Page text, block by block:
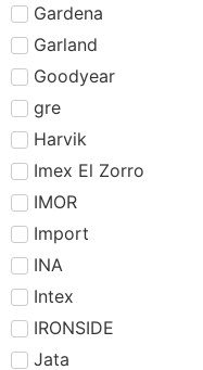
Gardena
Garland
Goodyear
gre
Harvik
Imex El Zorro
IMOR
Import
INA
Intex
IRONSIDE
Jata